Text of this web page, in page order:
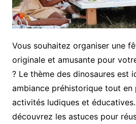
Vous souhaitez organiser une
originale et amusante pour
? Le thème des dinosaures est
ambiance préhistorique tout en
activités ludiques et
découvrez les astuces pour